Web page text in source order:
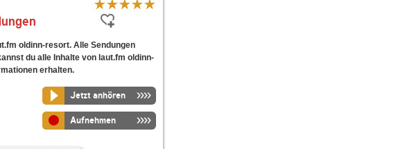
oldinn-resort. Alle Sendungen
du alle Inhalte von laut.fm oldinn-
erhalten.
Jetzt anhören
Aufnehmen